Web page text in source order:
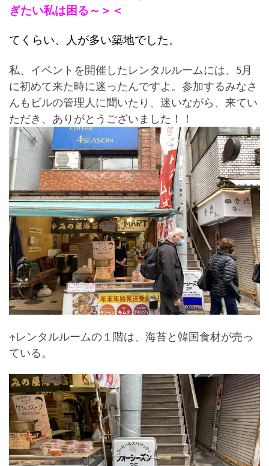
ぎたい私は困る～＞＜
てくらい、人が多い築地でした。
私、イベントを開催したレンタルルームには、5月
に初めて来た時に迷ったんですよ。参加するみなさ
んもビルの管理人に聞いたり、迷いながら、来てい
ただき、ありがとうございました！！
↑レンタルルームの１階は、海苔と韓国食材が売っ
ている。